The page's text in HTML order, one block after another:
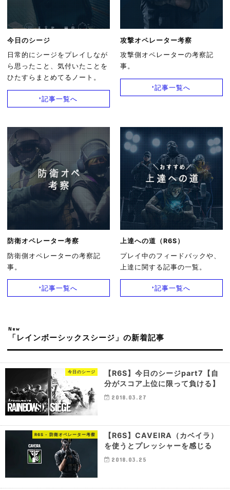
今日のシージ
日常的にシージをプレイしなが
ら思ったこと、気付いたことを
ひたすらまとめてるノート。
記事一覧へ
攻撃オペレーター考察
攻撃側オペレーターの考察記
事。
記事一覧へ
防衛オペレーター考察
防衛側オペレーターの考察記
事。
記事一覧へ
上達への道（R6S）
プレイ中のフィードバックや、
上達に関する記事の一覧。
記事一覧へ
New
「レインボーシックスシージ」の新着記事
今日のシージ
【R6S】今日のシージpart7【自
分がスコア上位に限って負ける】
2018.03.27
R6S - 防衛オペレーター考察
【R6S】CAVEIRA（カベイラ）
を使うとプレッシャーを感じる
2018.03.25